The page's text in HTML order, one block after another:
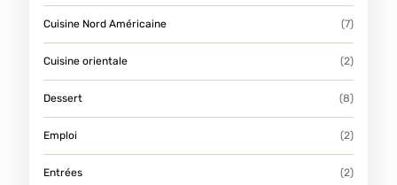
Cuisine Nord Américaine (7)
Cuisine orientale (2)
Dessert (8)
Emploi (2)
Entrées (2)